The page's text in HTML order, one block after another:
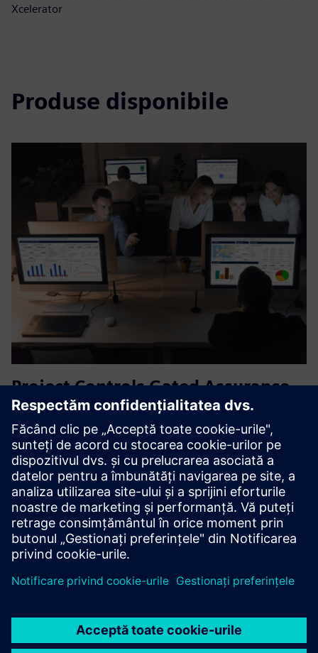
Xcelerator
Produse disponibile
Project Controls Gated Assurance
Software - fu3e
fu3e este o platformă de asigurare și control pentru
programele de infrastructură, energie și centre de date.
Conectează instrumentele existente și unifică datele de
programare, risc și modificări într-un singur sistem
guvernat, o...
Aflați mai multe